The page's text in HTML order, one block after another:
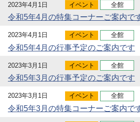
2023年4月1日 イベント 全館
令和5年4月の特集コーナーご案内で
2023年4月1日 イベント 全館
令和5年4月の行事予定のご案内です
2023年3月1日 イベント 全館
令和5年3月の行事予定のご案内です
2023年3月1日 イベント 全館
令和5年3月の特集コーナーご案内で